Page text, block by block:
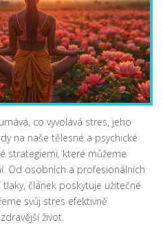
co vyvolává stres, jeho
na naše tělesné a psychické
strategiemi, které můžeme
Od osobních a profesionálních
článek poskytuje užitečné
svůj stres efektivně
život.